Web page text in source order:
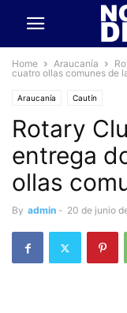
Home Araucanía
cuatro ollas comunes de
Araucanía Cautín
Rotary
entrega
ollas
By admin - 20 de junio